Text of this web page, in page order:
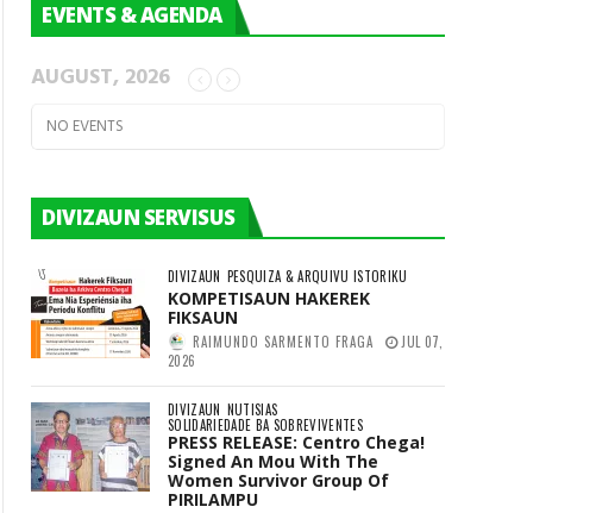
EVENTS & AGENDA
AUGUST, 2026
NO EVENTS
DIVIZAUN SERVISUS
DIVIZAUN PESQUIZA & ARQUIVU ISTORIKU
KOMPETISAUN HAKEREK
FIKSAUN
RAIMUNDO SARMENTO FRAGA
JUL 07,
2026
DIVIZAUN NUTISIAS
SOLIDARIEDADE BA SOBREVIVENTES
PRESS RELEASE: Centro Chega!
Signed An Mou With The
Women Survivor Group Of
PIRILAMPU